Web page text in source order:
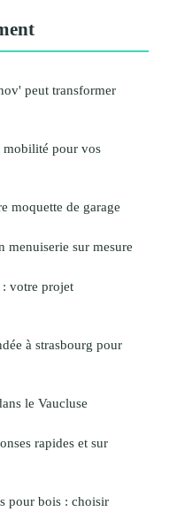
peut transformer
mobilité pour vos
moquette de garage
menuiserie sur mesure
: votre projet
à strasbourg pour
le Vaucluse
rapides et sur
pour bois : choisir